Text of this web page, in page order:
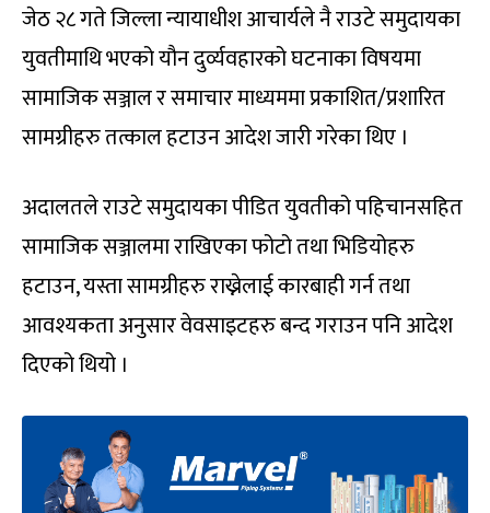
जेठ २८ गते जिल्ला न्यायाधीश आचार्यले नै राउटे समुदायका
युवतीमाथि भएको यौन दुर्व्यवहारको घटनाका विषयमा
सामाजिक सञ्जाल र समाचार माध्यममा प्रकाशित/प्रशारित
सामग्रीहरु तत्काल हटाउन आदेश जारी गरेका थिए ।
अदालतले राउटे समुदायका पीडित युवतीको पहिचानसहित
सामाजिक सञ्जालमा राखिएका फोटो तथा भिडियोहरु
हटाउन, यस्ता सामग्रीहरु राख्नेलाई कारबाही गर्न तथा
आवश्यकता अनुसार वेवसाइटहरु बन्द गराउन पनि आदेश
दिएको थियो ।